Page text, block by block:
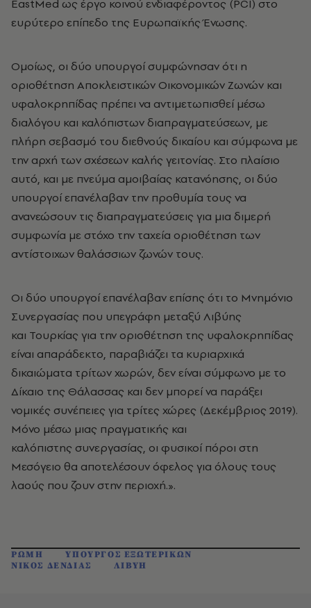
EastMed ως έργο κοινού ενδιαφέροντος (PCI) στο
ευρύτερο επίπεδο της Ευρωπαϊκής Ένωσης.
Ομοίως, οι δύο υπουργοί συμφώνησαν ότι η
οριοθέτηση Aποκλειστικών Oικονομικών Zωνών και
υφαλοκρηπίδας πρέπει να αντιμετωπισθεί μέσω
διαλόγου και καλόπιστων διαπραγματεύσεων, με
πλήρη σεβασμό του διεθνούς δικαίου και σύμφωνα με
την αρχή των σχέσεων καλής γειτονίας. Στο πλαίσιο
αυτό, και με πνεύμα αμοιβαίας κατανόησης, οι δύο
υπουργοί επανέλαβαν την προθυμία τους να
ανανεώσουν τις διαπραγματεύσεις για μια διμερή
συμφωνία με στόχο την ταχεία οριοθέτηση των
αντίστοιχων θαλάσσιων ζωνών τους.
Οι δύο υπουργοί επανέλαβαν επίσης ότι το Μνημόνιο
Συνεργασίας που υπεγράφη μεταξύ Λιβύης
και Τουρκίας για την οριοθέτηση της υφαλοκρηπίδας
είναι απαράδεκτο, παραβιάζει τα κυριαρχικά
δικαιώματα τρίτων χωρών, δεν είναι σύμφωνο με το
Δίκαιο της Θάλασσας και δεν μπορεί να παράξει
νομικές συνέπειες για τρίτες χώρες (Δεκέμβριος 2019).
Μόνο μέσω μιας πραγματικής και
καλόπιστης συνεργασίας, οι φυσικοί πόροι στη
Μεσόγειο θα αποτελέσουν όφελος για όλους τους
λαούς που ζουν στην περιοχή.».
ΡΩΜΗ
ΥΠΟΥΡΓΟΣ ΕΞΩΤΕΡΙΚΩΝ
ΝΙΚΟΣ ΔΕΝΔΙΑΣ
ΛΙΒΥΗ